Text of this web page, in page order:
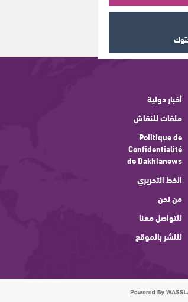
أخبار دولية
ملفات للنقاش
Politique de
Confidentialité
de Dakhlanews
الخط التحريري
من نحن
للتواصل معنا
للنشر بالموقع